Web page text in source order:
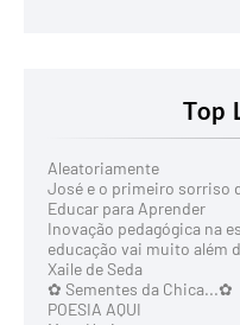
Top
Aleatoriamente
José e o primeiro sorriso
Educar para Aprender
Inovação pedagógica na
educação vai muito além
Xaile de Seda
✿ Sementes da Chica...✿
POESIA AQUI